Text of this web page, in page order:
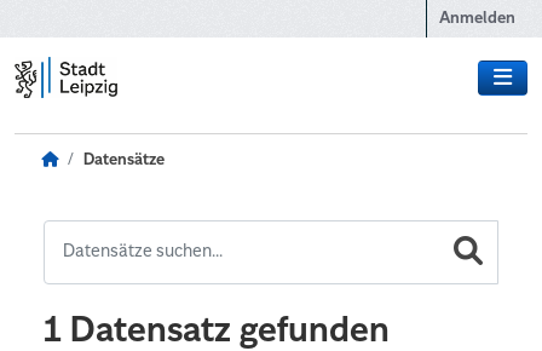
Anmelden
Datensätze
1 Datensatz gefunden